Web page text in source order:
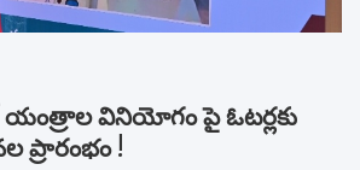
యంత్రాల వినియోగం పై ఓటర్లకు
!